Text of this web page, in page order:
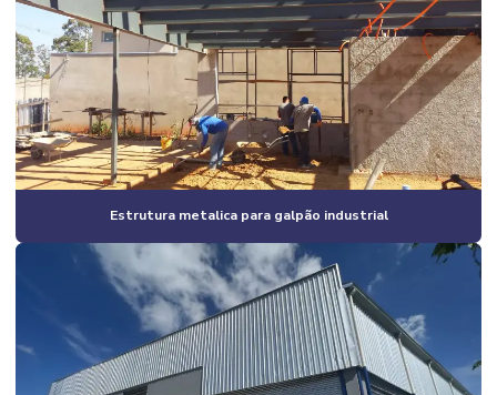
Construção estrutura metálica preço
Construção de galpão
Construção de galpão 2 andares
Construção de galpão barato
Construção de galpão estrutura metálica
Construção de galpão industrial
Construção de galpão industrial valor
Construção de galpão m2
Construção de galpão pré moldado
Construção de galpão pré moldado campinas
Estrutura metalica para galpão industrial